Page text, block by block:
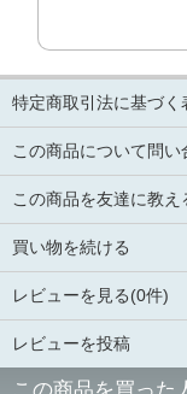
特定商取引法に基づく
この商品について問い
この商品を友達に教え
買い物を続ける
レビューを見る(0件)
レビューを投稿